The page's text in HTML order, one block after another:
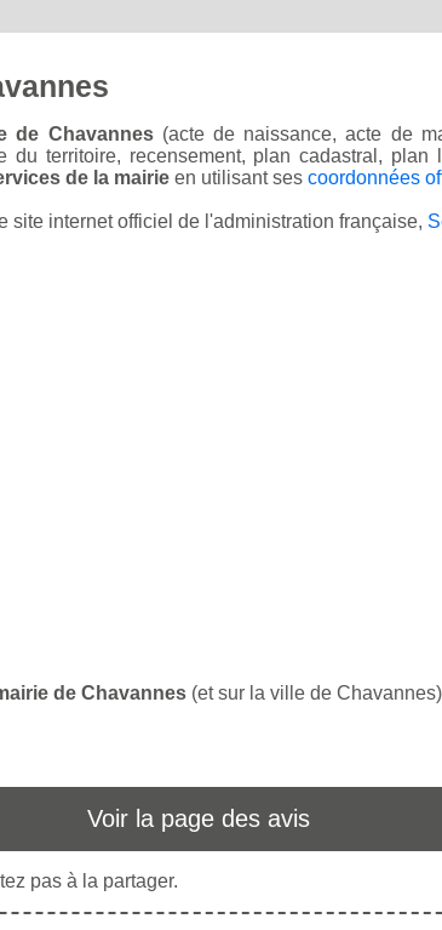
de Chavannes(acte de naissance, acte de
territoire, recensement, plan cadastral,
de la mairie en utilisant ses coordonnées
site internet officiel de l'administration française,
de Chavannes (et sur la ville de
Voir la page des avis
pas à la partager.